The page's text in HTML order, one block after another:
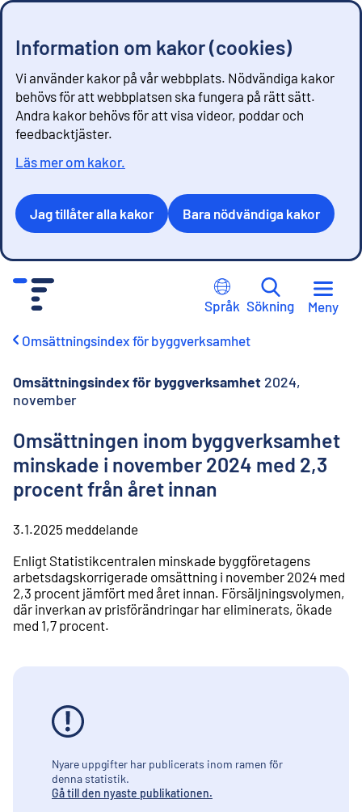
Information om kakor (cookies)
Vi använder kakor på vår webbplats. Nödvändiga kakor
behövs för att webbplatsen ska fungera på rätt sätt.
Andra kakor behövs för att visa videor, poddar och
feedbacktjäster.
Läs mer om kakor.
Jag tillåter alla kakor Bara nödvändiga kakor
Språk Sökning Meny
Omsättningsindex för byggverksamhet
Omsättningsindex för byggverksamhet 2024,
november
Omsättningen inom byggverksamhet
minskade i november 2024 med 2,3
procent från året innan
3.1.2025 meddelande
Enligt Statistikcentralen minskade byggföretagens
arbetsdagskorrigerade omsättning i november 2024 med
2,3 procent jämfört med året innan. Försäljningsvolymen,
där inverkan av prisförändringar har eliminerats, ökade
med 1,7 procent.
Nyare uppgifter har publicerats inom ramen för
denna statistik.
Gå till den nyaste publikationen.